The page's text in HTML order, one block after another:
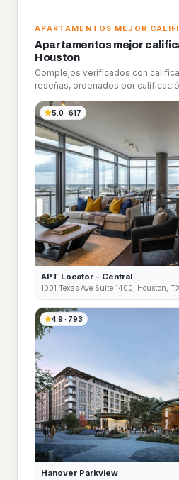
APARTAMENTOS MEJOR
Apartamentos mejor
Houston
Complejos verificados con
reseñas, ordenados por
5.0· 617
APT Locator - Central
1001 Texas Ave Suite 1400, Houston,
4.9· 793
Hanover Parkview